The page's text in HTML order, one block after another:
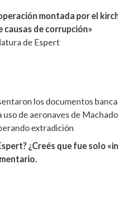
montada por el
de corrupción»
de Espert
los documentos
uso de aeronaves de
extradición
¿Creés que fue solo